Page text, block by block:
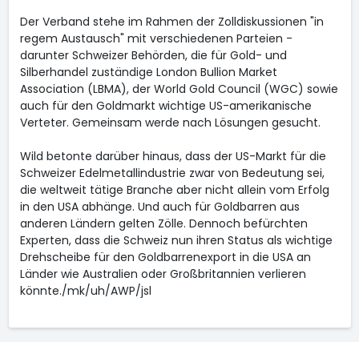
Der Verband stehe im Rahmen der Zolldiskussionen "in
regem Austausch" mit verschiedenen Parteien -
darunter Schweizer Behörden, die für Gold- und
Silberhandel zuständige London Bullion Market
Association (LBMA), der World Gold Council (WGC) sowie
auch für den Goldmarkt wichtige US-amerikanische
Verteter. Gemeinsam werde nach Lösungen gesucht.
Wild betonte darüber hinaus, dass der US-Markt für die
Schweizer Edelmetallindustrie zwar von Bedeutung sei,
die weltweit tätige Branche aber nicht allein vom Erfolg
in den USA abhänge. Und auch für Goldbarren aus
anderen Ländern gelten Zölle. Dennoch befürchten
Experten, dass die Schweiz nun ihren Status als wichtige
Drehscheibe für den Goldbarrenexport in die USA an
Länder wie Australien oder Großbritannien verlieren
könnte./mk/uh/AWP/jsl